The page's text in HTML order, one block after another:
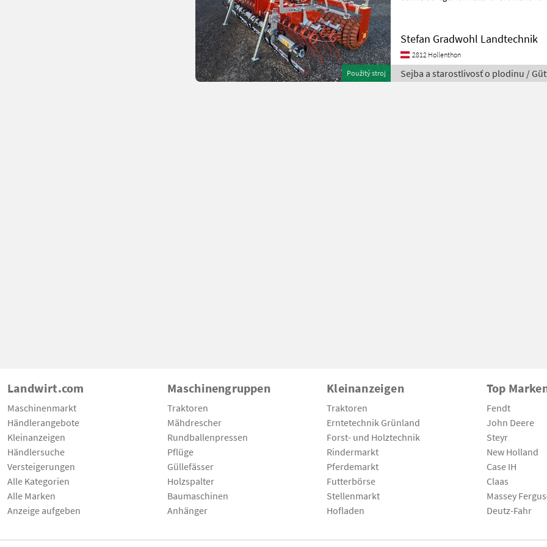
Použitý stroj
Stefan Gradwohl Landtechnik
2812 Hollenthon
Sejba a starostlivosť o plodinu /
Landwirt.com
Maschinenmarkt
Händlerangebote
Kleinanzeigen
Händlersuche
Versteigerungen
Alle Kategorien
Alle Marken
Anzeige aufgeben
Maschinengruppen
Traktoren
Mähdrescher
Rundballenpressen
Pflüge
Güllefässer
Holzspalter
Baumaschinen
Anhänger
Kleinanzeigen
Traktoren
Erntetechnik Grünland
Forst- und Holztechnik
Rindermarkt
Pferdemarkt
Futterbörse
Stellenmarkt
Hofladen
Top
Fendt
John Deere
Steyr
New Holland
Case IH
Claas
Massey
Deutz-Fahr